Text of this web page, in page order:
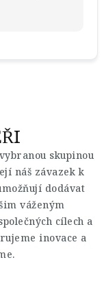
skupinou
náš závazek k
dodávat
váženým
cílech a
inovace a